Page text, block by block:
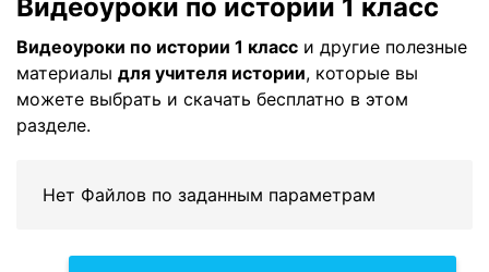
Видеоуроки по истории 1 класс
Видеоуроки по истории 1 класс и другие полезные
материалы для учителя истории, которые вы
можете выбрать и скачать бесплатно в этом
разделе.
Нет Файлов по заданным параметрам